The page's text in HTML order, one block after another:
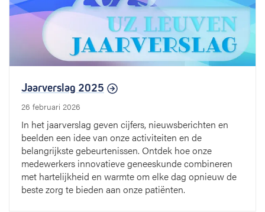
Jaarverslag 2025
26 februari 2026
In het jaarverslag geven cijfers, nieuwsberichten en
beelden een idee van onze activiteiten en de
belangrijkste gebeurtenissen. Ontdek hoe onze
medewerkers innovatieve geneeskunde combineren
met hartelijkheid en warmte om elke dag opnieuw de
beste zorg te bieden aan onze patiënten.